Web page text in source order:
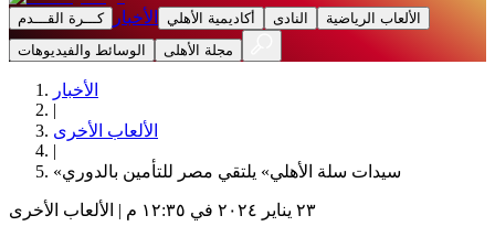
كـــرة القـــدم الأخبار أكاديمية الأهلي النادى
الألعاب الرياضية
الوسائط والفيديوهات
مجلة الأهلى
الأخبار
|
الألعاب الأخرى
|
«سيدات سلة الأهلي» يلتقي مصر للتأمين بالدوري
٢٣ يناير ٢٠٢٤ في ١٢:٣٥ م | الألعاب الأخرى